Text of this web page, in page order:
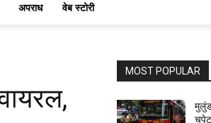
अपराध वेब स्टोरी
MOST POPULAR
मुलुंड